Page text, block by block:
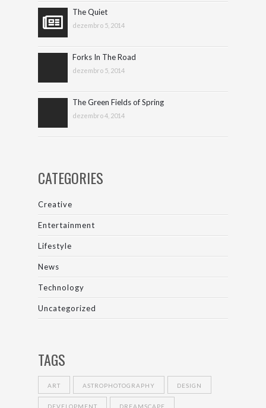
The Quiet
dezembro 5, 2014
Forks In The Road
dezembro 5, 2014
The Green Fields of Spring
dezembro 4, 2014
CATEGORIES
Creative
Entertainment
Lifestyle
News
Technology
Uncategorized
TAGS
ART ASTROPHOTOGRAPHY DESIGN
DEVELOPMENT DREAMSCAPE